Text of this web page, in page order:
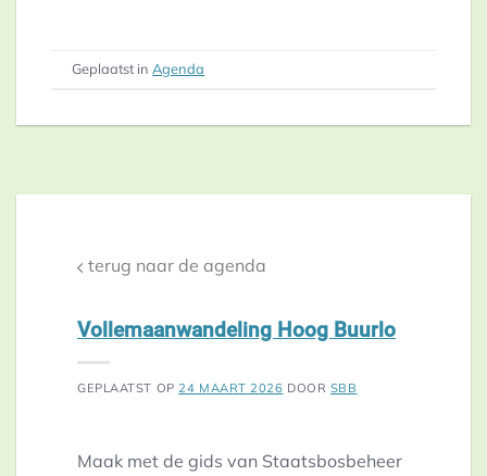
Geplaatst inAgenda
terug naar de agenda
Vollemaanwandeling Hoog Buurlo
GEPLAATST OP 24 MAART 2026 DOOR SBB
Maak met de gids van Staatsbosbeheer